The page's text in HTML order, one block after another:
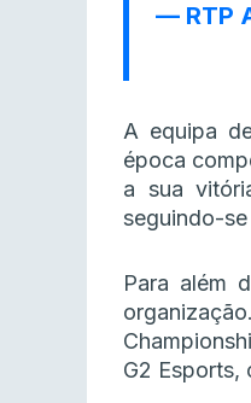
— RTP
A equipa
época
a sua
seguindo-
Para além
G2 Esports,